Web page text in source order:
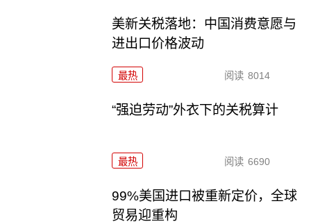
美新关税落地：中国消费意愿与
进出口价格波动
最热 阅读 8014
“强迫劳动”外衣下的关税算计
最热 阅读 6690
99%美国进口被重新定价，全球
贸易迎重构